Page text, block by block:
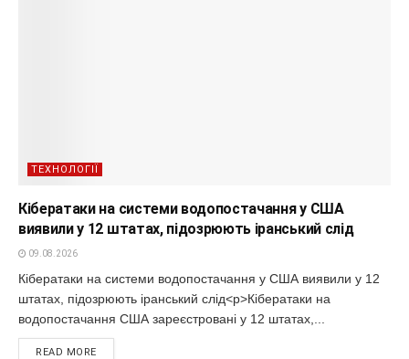
ТЕХНОЛОГІЇ
Кібератаки на системи водопостачання у США
виявили у 12 штатах, підозрюють іранський слід
09.08.2026
Кібератаки на системи водопостачання у США виявили у 12
штатах, підозрюють іранський слід<p>Кібератаки на
водопостачання США зареєстровані у 12 штатах,...
READ MORE